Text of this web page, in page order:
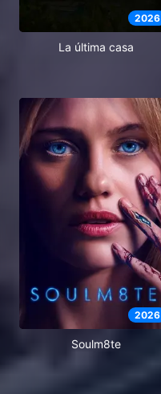
2026
La última casa
2026
Soulm8te